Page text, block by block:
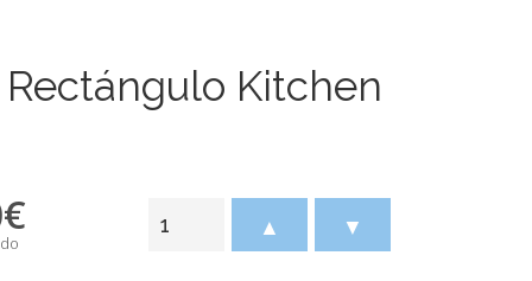
Kitchen
€ ▲ ▼